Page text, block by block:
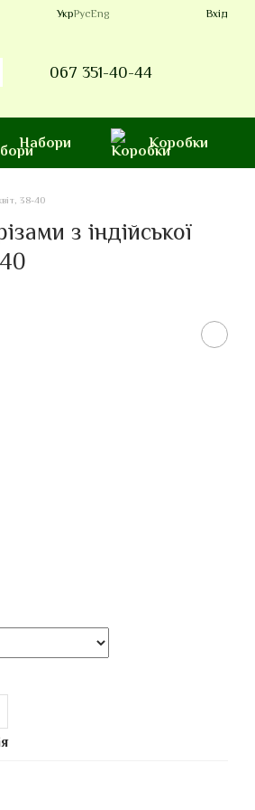
УкрРусEng Вхід
067 351-40-44
Набори Коробки
38-40
з індійської